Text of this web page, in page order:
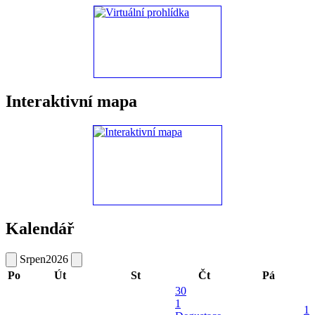
Interaktivní mapa
Kalendář
Srpen2026
Po
Út St Čt Pá
30
1
1